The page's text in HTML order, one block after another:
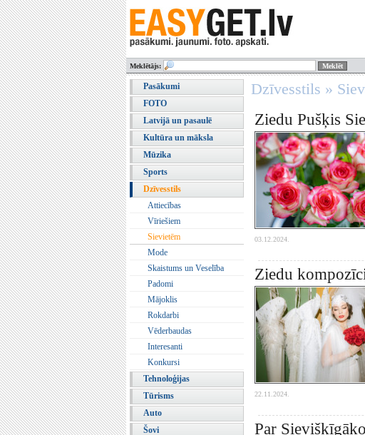
Meklētājs:
Pasākumi
FOTO
Latvijā un pasaulē
Kultūra un māksla
Mūzika
Sports
Dzīvesstils
Attiecības
Vīriešiem
Sievietēm
Mode
Skaistums un Veselība
Padomi
Mājoklis
Rokdarbi
Vēderbaudas
Interesanti
Konkursi
Tehnoloģijas
Tūrisms
Auto
Šovi
Dzīvesstils »
Ziedu Pušķis
03.12.2024.
Ziedu
22.11.2024.
Par